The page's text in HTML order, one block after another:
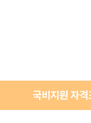
국비지원 자